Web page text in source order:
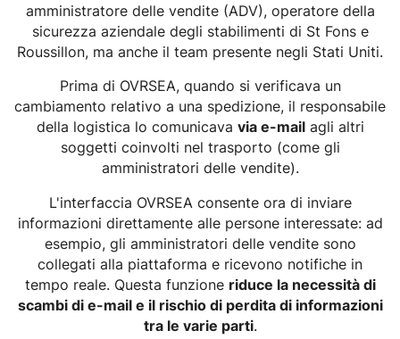
amministratore delle vendite (ADV), operatore della
sicurezza aziendale degli stabilimenti di St Fons e
Roussillon, ma anche il team presente negli Stati Uniti.
Prima di OVRSEA, quando si verificava un
cambiamento relativo a una spedizione, il responsabile
della logistica lo comunicava via e-mailagli altri
soggetti coinvolti nel trasporto (come gli
amministratori delle vendite).
L'interfaccia OVRSEA consente ora di inviare
informazioni direttamente alle persone interessate: ad
esempio, gli amministratori delle vendite sono
collegati alla piattaforma e ricevono notifiche in
tempo reale. Questa funzione riduce la necessità di
scambi di e-mail e il rischio di perdita di informazioni
tra le varie parti.